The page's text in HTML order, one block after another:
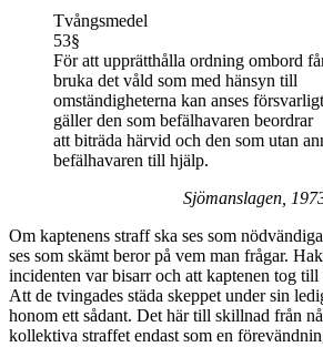
Tvångsmedel
53§
För att upprätthålla ordning ombord
bruka det våld som med hänsyn till
omständigheterna kan anses
gäller den som befälhavaren beordrar
att biträda härvid och den som utan
befälhavaren till hjälp.
Sjömanslagen,
Om kaptenens straff ska ses som
ses som skämt beror på vem man frågar.
incidenten var bisarr och att kaptenen tog
Att de tvingades städa skeppet under sin
honom ett sådant. Det här till skillnad från
kollektiva straffet endast som en